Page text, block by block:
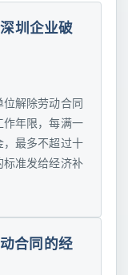
圳企业破
解除劳动合同
年限，每满一
最多不超过十
准发给经济补
合同的经